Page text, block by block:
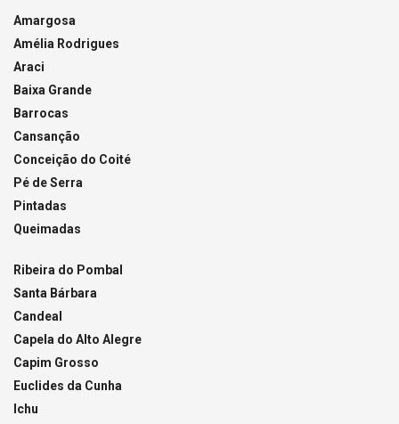
Amargosa
Amélia Rodrigues
Araci
Baixa Grande
Barrocas
Cansanção
Conceição do Coité
Pé de Serra
Pintadas
Queimadas
Ribeira do Pombal
Santa Bárbara
Candeal
Capela do Alto Alegre
Capim Grosso
Euclides da Cunha
Ichu